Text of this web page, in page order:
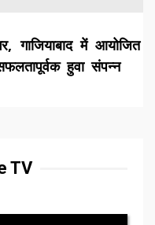
गाजियाबाद में आयोजित
हुवा संपन्न
TV